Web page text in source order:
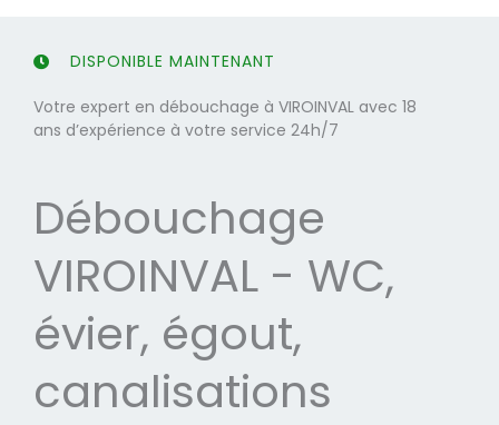
DISPONIBLE MAINTENANT
Votre expert en débouchage à VIROINVAL avec 18
ans d’expérience à votre service 24h/7
Débouchage
VIROINVAL - WC,
évier, égout,
canalisations